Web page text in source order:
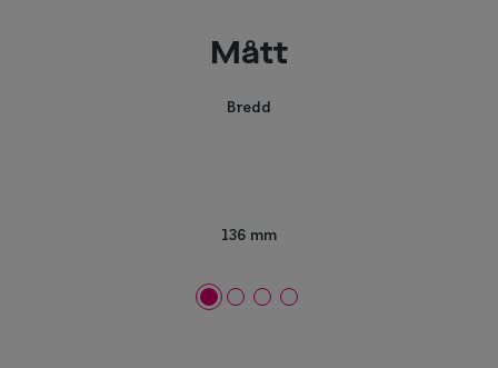
Mått
Bredd
136 mm